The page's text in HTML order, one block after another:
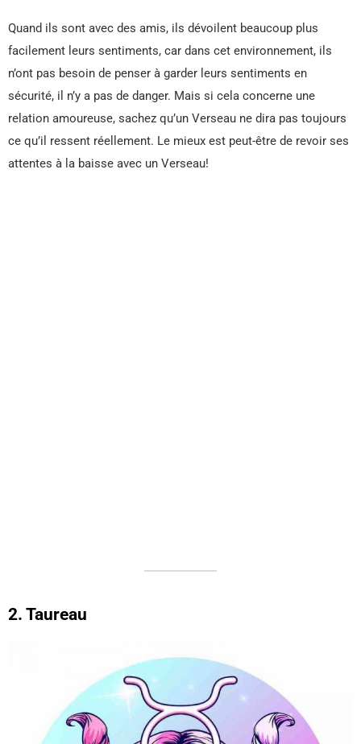
Quand ils sont avec des amis, ils dévoilent beaucoup plus
facilement leurs sentiments, car dans cet environnement, ils
n’ont pas besoin de penser à garder leurs sentiments en
sécurité, il n’y a pas de danger. Mais si cela concerne une
relation amoureuse, sachez qu’un Verseau ne dira pas toujours
ce qu’il ressent réellement. Le mieux est peut-être de revoir ses
attentes à la baisse avec un Verseau!
2. Taureau